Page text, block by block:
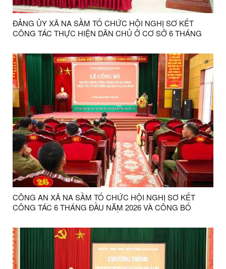
ĐẢNG ỦY XÃ NA SẦM TỔ CHỨC HỘI NGHỊ SƠ KẾT
CÔNG TÁC THỰC HIỆN DÂN CHỦ Ở CƠ SỞ 6 THÁNG
CÔNG AN XÃ NA SẦM TỔ CHỨC HỘI NGHỊ SƠ KẾT
CÔNG TÁC 6 THÁNG ĐẦU NĂM 2026 VÀ CÔNG BỐ